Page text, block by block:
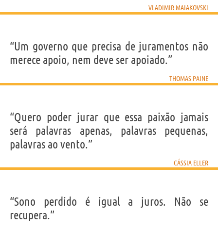
VLADIMIR MAIAKOVSKI
“Um governo que precisa de juramentos não
merece apoio, nem deve ser apoiado.”
THOMAS PAINE
“Quero poder jurar que essa paixão jamais
será palavras apenas, palavras pequenas,
palavras ao vento.”
CÁSSIA ELLER
“Sono perdido é igual a juros. Não se
recupera.”